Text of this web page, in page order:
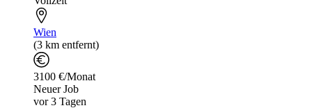
Wien
(3 km entfernt)
3100 €/Monat
Neuer Job
vor 3 Tagen